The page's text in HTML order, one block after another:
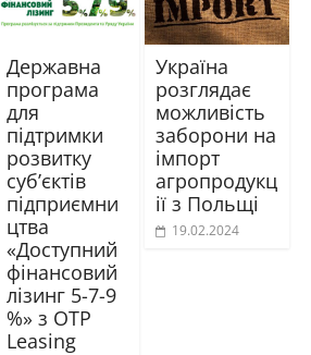
Державна
програма
для
підтримки
розвитку
суб’єктів
підприємни
цтва
«Доступний
фінансовий
лізинг 5-7-9
%» з OTP
Leasing
Україна
розглядає
можливість
заборони на
імпорт
агропродукц
ії з Польщі
19.02.2024